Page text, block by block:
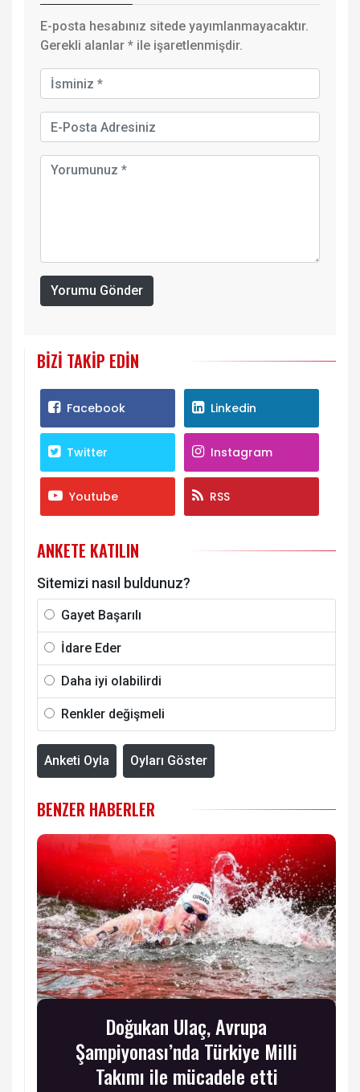
E-posta hesabınız sitede yayımlanmayacaktır.
Gerekli alanlar * ile işaretlenmişdir.
Yorumu Gönder
BIZI TAKIP EDIN
Facebook Linkedin
Twitter Instagram
Youtube RSS
ANKETE KATILIN
Sitemizi nasıl buldunuz?
Gayet Başarılı
İdare Eder
Daha iyi olabilirdi
Renkler değişmeli
Anketi Oyla Oyları Göster
BENZER HABERLER
Doğukan Ulaç, Avrupa
Şampiyonası’nda Türkiye Milli
Takımı ile mücadele etti